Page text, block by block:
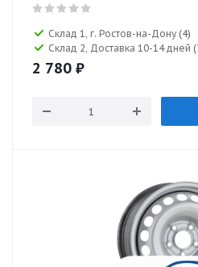
Склад 1, г. Ростов-на-Дону (4)
Склад 2, Доставка 10-14 дней
2 780 ₽